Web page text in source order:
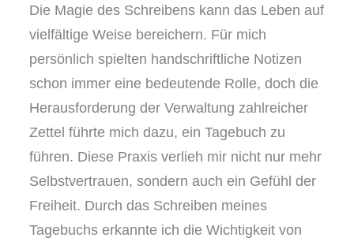
Die Magie des Schreibens kann das Leben auf
vielfältige Weise bereichern. Für mich
persönlich spielten handschriftliche Notizen
schon immer eine bedeutende Rolle, doch die
Herausforderung der Verwaltung zahlreicher
Zettel führte mich dazu, ein Tagebuch zu
führen. Diese Praxis verlieh mir nicht nur mehr
Selbstvertrauen, sondern auch ein Gefühl der
Freiheit. Durch das Schreiben meines
Tagebuchs erkannte ich die Wichtigkeit von